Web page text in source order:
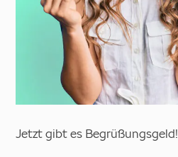
Jetzt gibt es Begrüßungsgeld!